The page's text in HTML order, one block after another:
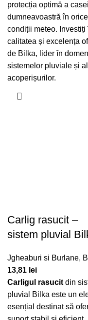
protecția optimă a casei
dumneavoastră în orice
condiții meteo. Investiți
calitatea și excelența
de Bilka, lider în
sistemelor pluviale și al
acoperișurilor.
Carlig rasucit –
sistem pluvial
Jgheaburi si Burlane,
13,81 lei
Carligul rasucit din
pluvial Bilka este un
esențial destinat să